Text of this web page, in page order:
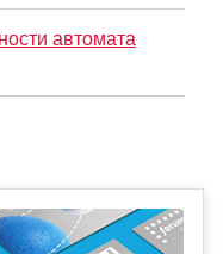
автомата